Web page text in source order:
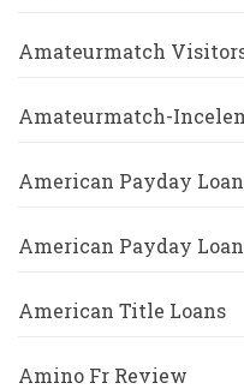
Amateurmatch
Amateurmatch-
American Payday Loan
American Payday
American Title Loans
Amino Fr Review